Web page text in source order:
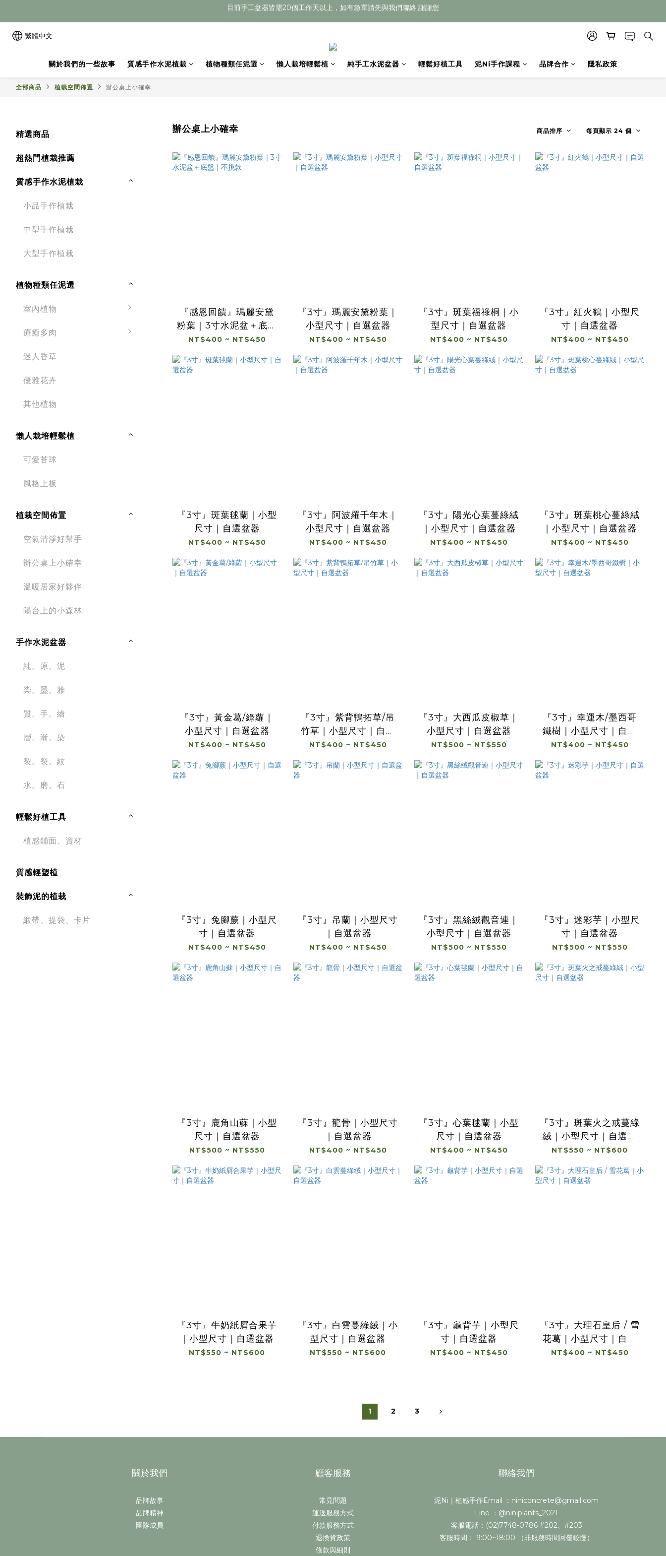
目前手工盆器皆需20個工作天以上，如有急單請先與我們聯絡 謝謝您
繁體中文
關於我們的一些故事 質感手作水泥植栽 植物種類任泥選 懶人栽培輕鬆植 純手工水泥盆器 輕鬆好植工具 泥Ni手作課程 品牌合作 隱私政策
全部商品 植栽空間佈置 辦公桌上小確幸
精選商品
超熱門植栽推薦
質感手作水泥植栽
小品手作植栽
中型手作植栽
大型手作植栽
植物種類任泥選
室內植物
療癒多肉
迷人香草
優雅花卉
其他植物
懶人栽培輕鬆植
可愛苔球
風格上板
植栽空間佈置
空氣清淨好幫手
辦公桌上小確幸
溫暖居家好夥伴
陽台上的小森林
手作水泥盆器
純。原。泥
染。墨。雅
質。手。繪
層。漸。染
裂。裂。紋
水。磨。石
輕鬆好植工具
植感鋪面、資材
質感輕塑植
裝飾泥的植栽
緞帶、提袋、卡片
辦公桌上小確幸 商品排序 每頁顯示 24 個
『感恩回饋』瑪麗安黛
粉葉｜3寸水泥盆＋底盤
｜不挑款
NT$400 ~ NT$450
『3寸』瑪麗安黛粉葉｜
小型尺寸｜自選盆器
NT$400 ~ NT$450
『3寸』斑葉福祿桐｜小
型尺寸｜自選盆器
NT$400 ~ NT$450
『3寸』紅火鶴｜小型尺
寸｜自選盆器
NT$400 ~ NT$450
『3寸』斑葉毬蘭｜小型
尺寸｜自選盆器
NT$400 ~ NT$450
『3寸』阿波羅千年木｜
小型尺寸｜自選盆器
NT$400 ~ NT$450
『3寸』陽光心葉蔓綠絨
｜小型尺寸｜自選盆器
NT$400 ~ NT$450
『3寸』斑葉桃心蔓綠絨
｜小型尺寸｜自選盆器
NT$400 ~ NT$450
『3寸』黃金葛/綠蘿｜
小型尺寸｜自選盆器
NT$400 ~ NT$450
『3寸』紫背鴨拓草/吊
竹草｜小型尺寸｜自選
盆器
NT$400 ~ NT$450
『3寸』大西瓜皮椒草｜
小型尺寸｜自選盆器
NT$500 ~ NT$550
『3寸』幸運木/墨西哥
鐵樹｜小型尺寸｜自選
盆器
NT$400 ~ NT$450
『3寸』兔腳蕨｜小型尺
寸｜自選盆器
NT$400 ~ NT$450
『3寸』吊蘭｜小型尺寸
｜自選盆器
NT$400 ~ NT$450
『3寸』黑絲絨觀音連｜
小型尺寸｜自選盆器
NT$500 ~ NT$550
『3寸』迷彩芋｜小型尺
寸｜自選盆器
NT$500 ~ NT$550
『3寸』鹿角山蘇｜小型
尺寸｜自選盆器
NT$500 ~ NT$550
『3寸』龍骨｜小型尺寸
｜自選盆器
NT$400 ~ NT$450
『3寸』心葉毬蘭｜小型
尺寸｜自選盆器
NT$400 ~ NT$450
『3寸』斑葉火之戒蔓綠
絨｜小型尺寸｜自選盆
器
NT$550 ~ NT$600
『3寸』牛奶紙屑合果芋
｜小型尺寸｜自選盆器
NT$550 ~ NT$600
『3寸』白雲蔓綠絨｜小
型尺寸｜自選盆器
NT$550 ~ NT$600
『3寸』龜背芋｜小型尺
寸｜自選盆器
NT$400 ~ NT$450
『3寸』大理石皇后 / 雪
花葛｜小型尺寸｜自選
盆器
NT$400 ~ NT$450
1 2 3
關於我們
品牌故事
品牌精神
團隊成員
顧客服務
常見問題
運送服務方式
付款服務方式
退換貨政策
條款與細則
聯絡我們
泥Ni｜植感手作Email ：niniconcrete@gmail.com
Line ：@niniplants_2021
客服電話：(02)7748-0786 #202、#203
客服時間： 9:00~18:00 （非服務時間回覆較慢）